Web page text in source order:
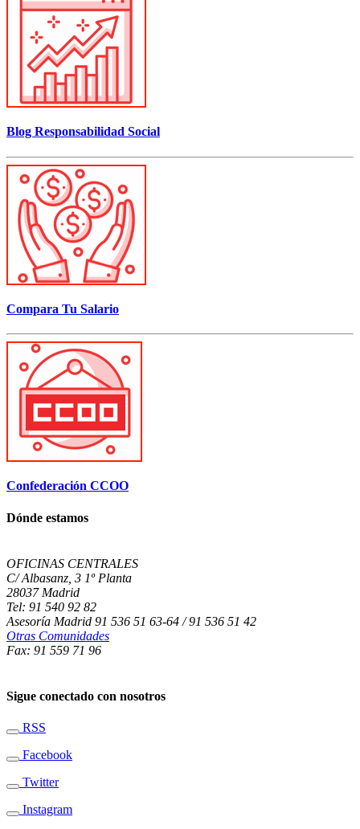
Blog Responsabilidad Social
Compara Tu Salario
Confederación CCOO
Dónde estamos
OFICINAS CENTRALES
C/ Albasanz, 3 1º Planta
28037 Madrid
Tel: 91 540 92 82
Asesoría Madrid 91 536 51 63-64 / 91 536 51 42
Otras Comunidades
Fax: 91 559 71 96
Sigue conectado con nosotros
RSS
Facebook
Twitter
Instagram